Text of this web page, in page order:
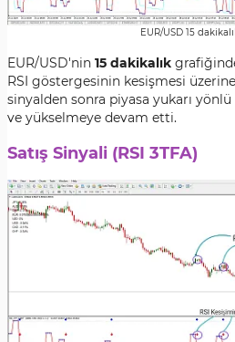
EUR/USD 15
EUR/USD'nin 15 dakikalık
RSI göstergesinin kesişmesi
sinyalden sonra piyasa yukarı
ve yükselmeye devam etti.
Satış Sinyali (RSI 3TFA)